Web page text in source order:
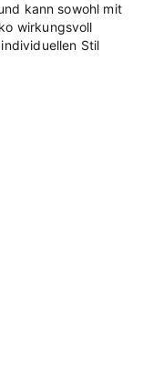
kann sowohl mit
wirkungsvoll
Stil